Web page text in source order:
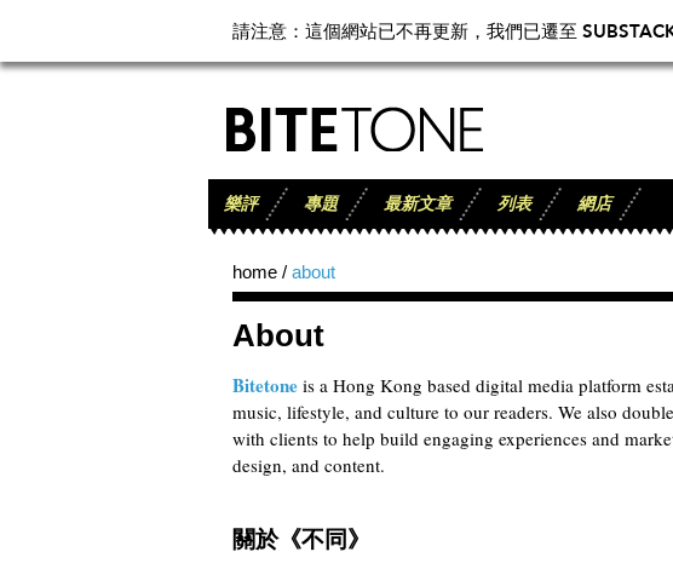
請注意：這個網站已不再更新，我們已遷至
樂評 專題 最新文章 列表 網店
home / about
About
Bitetone is a Hong Kong based digital media platform
music, lifestyle, and culture to our readers. We also
with clients to help build engaging experiences and
design, and content.
關於《不同》